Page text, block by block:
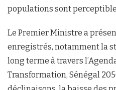
populations sont
Le Premier Ministre a
enregistrés, notamment la
long terme à travers
Transformation, Sénégal